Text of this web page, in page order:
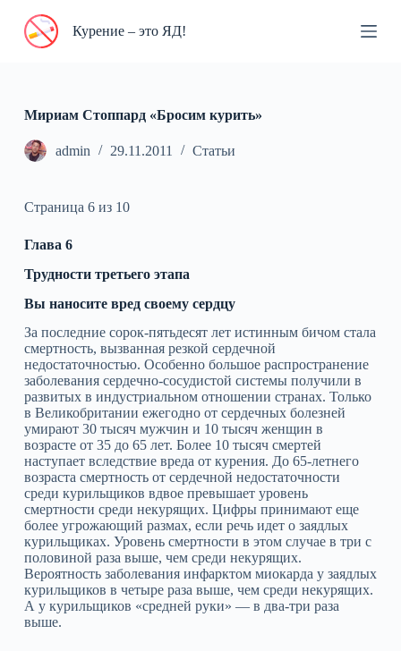
П
и
Курение – это ЯД!
Мириам Стоппард «Бросим курить»
admin 29.11.2011 Статьи
Страница 6 из 10
Глава 6
Трудности третьего этапа
Вы наносите вред своему сердцу
За последние сорок‑пятьдесят лет истинным бичом стала
смертность, вызванная резкой сердечной
недостаточностью. Особенно большое распространение
заболевания сердечно‑сосудистой системы получили в
развитых в индустриальном отношении странах. Только
в Великобритании ежегодно от сердечных болезней
умирают 30 тысяч мужчин и 10 тысяч женщин в
возрасте от 35 до 65 лет. Более 10 тысяч смертей
наступает вследствие вреда от курения. До 65‑летнего
возраста смертность от сердечной недостаточности
среди курильщиков вдвое превышает уровень
смертности среди некурящих. Цифры принимают еще
более угрожающий размах, если речь идет о заядлых
курильщиках. Уровень смертности в этом случае в три с
половиной раза выше, чем среди некурящих.
Вероятность заболевания инфарктом миокарда у заядлых
курильщиков в четыре раза выше, чем среди некурящих.
А у курильщиков «средней руки» — в два‑три раза
выше.